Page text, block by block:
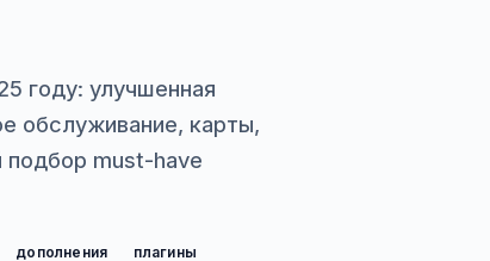
году: улучшенная
обслуживание, карты,
подбор must-have
дополнения
плагины